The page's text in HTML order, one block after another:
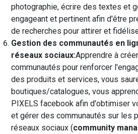
photographie, écrire des textes et
engageant et pertinent afin d'être
de recherches pour attirer et
Gestion des communautés en
réseaux sociaux:Apprendre à
communautés pour renforcer
des produits et services, vous
boutiques/catalogues, vous
PIXELS facebook afin d'obtimiser
et gérer des communautés sur les
réseaux sociaux (community